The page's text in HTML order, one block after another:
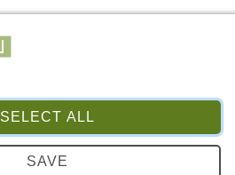
SELECT ALL
SAVE